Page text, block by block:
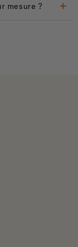
mesure ?